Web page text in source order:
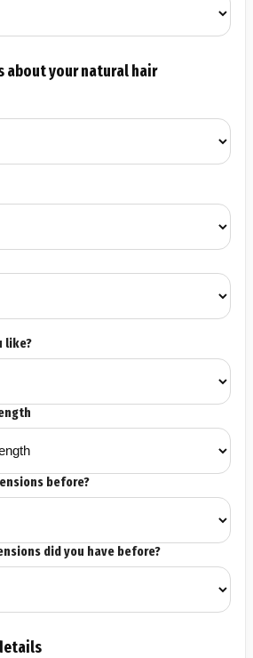
about your natural hair
like?
before?
did you have before?